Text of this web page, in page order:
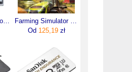
Od 125,19zł